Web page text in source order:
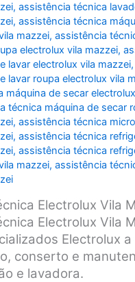
,assistência técnica
,assistência técnica
mazzei,assistência
electrolux vila mazzei,
lavar electrolux vila mazzei
lavar roupa electrolux vila
máquina de secar
técnica máquina de secar
,assistência técnica
,assistência técnica
,assistência técnica
mazzei,assistência
Electrolux Vila
Electrolux Vila
Electrolux a
conserto e
e lavadora.